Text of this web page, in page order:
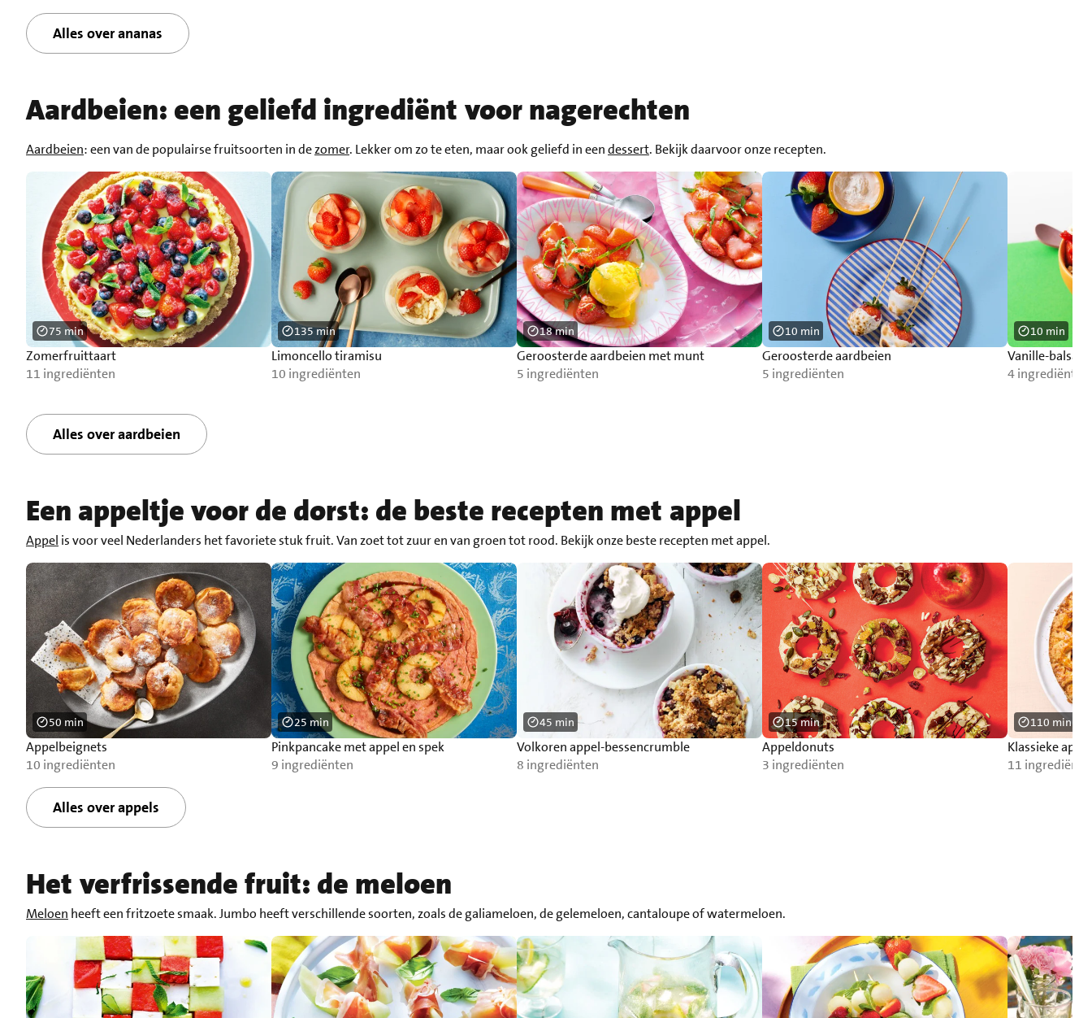
Alles over ananas
Aardbeien: een geliefd ingrediënt voor nagerechten
Aardbeien: een van de populairse fruitsoorten in dezomer. Lekker om zo te eten, maar ook geliefd in eendessert. Bekijk daarvoor onze recepten.
Zomerfruittaart
11 ingrediënten
75 min
Limoncello tiramisu
10 ingrediënten
135 min
Geroosterde aardbeien met munt
5 ingrediënten
18 min
Geroosterde aardbeien
5 ingrediënten
10 min
Vanille-
4 ingrediënten
10 min
Alles over aardbeien
Een appeltje voor de dorst: de beste recepten met appel
Appel is voor veel Nederlanders het favoriete stuk fruit. Van zoet tot zuur en van groen tot rood. Bekijk onze beste recepten met appel.
Appelbeignets
10 ingrediënten
50 min
Pinkpancake met appel en spek
9 ingrediënten
25 min
Volkoren appel-bessencrumble
8 ingrediënten
45 min
Appeldonuts
3 ingrediënten
15 min
Klassieke
11
110 min
Alles over appels
Het verfrissende fruit: de meloen
Meloen heeft een fritzoete smaak. Jumbo heeft verschillende soorten, zoals de galiameloen, de gelemeloen, cantaloupe of watermeloen.